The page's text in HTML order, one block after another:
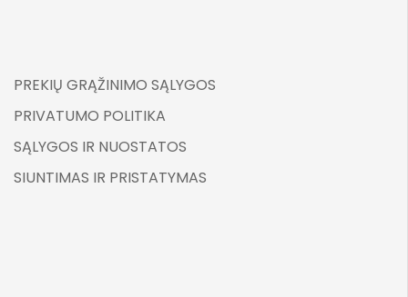
PREKIŲ GRĄŽINIMO SĄLYGOS
PRIVATUMO POLITIKA
SĄLYGOS IR NUOSTATOS
SIUNTIMAS IR PRISTATYMAS